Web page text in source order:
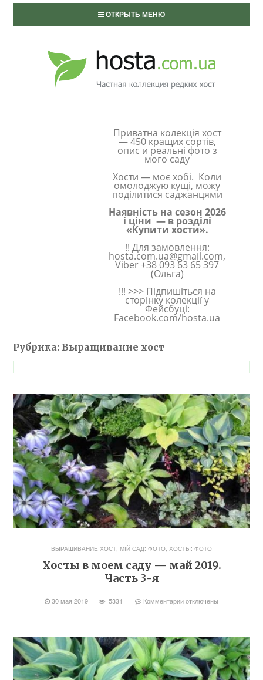
ОТКРЫТЬ МЕНЮ
Приватна колекція хост
— 450 кращих сортів,
опис и реальні фото з
мого саду
Хости — моє хобі. Коли
омолоджую кущі, можу
поділитися саджанцями
Наявність на сезон 2026
і ціни — в розділі
«Купити хости».
!! Для замовлення:
hosta.com.ua@gmail.com,
Viber +38 093 63 65 397
(Ольга)
!!! >>> Підпишіться на
сторінку колекції у
Фейсбуці:
Facebook.com/hosta.ua
Рубрика:Выращивание хост
ВЫРАЩИВАНИЕ ХОСТ МІЙ САД: ФОТО ХОСТЫ: ФОТО
Хосты в моем саду — май 2019.
Часть 3-я
30 мая 2019 5331 Комментарииотключены